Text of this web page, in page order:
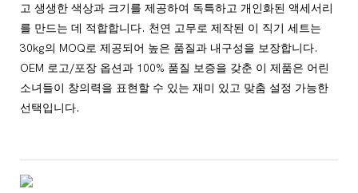
고 생생한 색상과 크기를 제공하여 독특하고 개인화된 액세서리
를 만드는 데 적합합니다. 천연 고무로 제작된 이 직기 세트는
30kg의 MOQ로 제공되어 높은 품질과 내구성을 보장합니다.
OEM 로고/포장 옵션과 100% 품질 보증을 갖춘 이 제품은 어린
소녀들이 창의력을 표현할 수 있는 재미 있고 맞춤 설정 가능한
선택입니다.